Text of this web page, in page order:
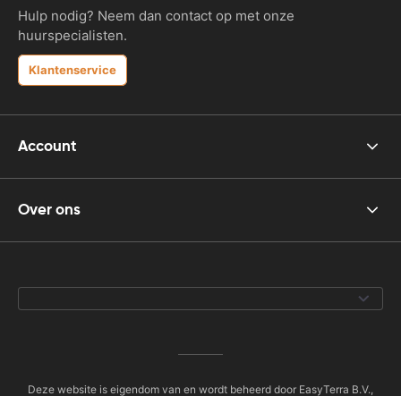
Hulp nodig? Neem dan contact op met onze
huurspecialisten.
Klantenservice
Account
Over ons
Deze website is eigendom van en wordt beheerd door EasyTerra B.V.,